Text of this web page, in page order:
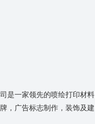
是一家领先的喷绘打印材料
，广告标志制作，装饰及建